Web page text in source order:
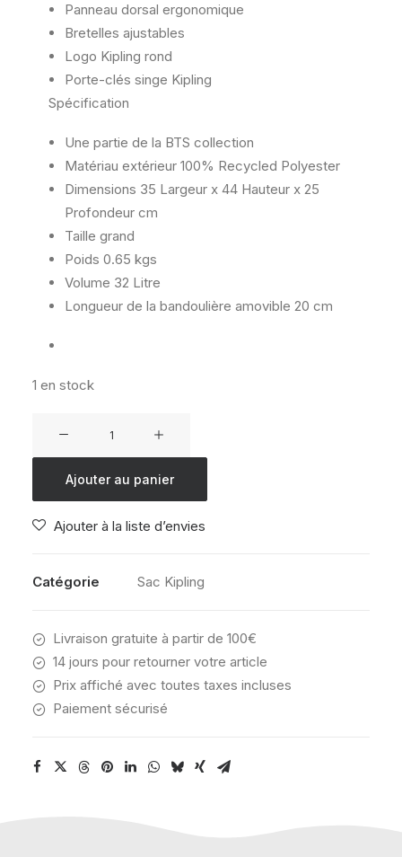
Panneau dorsal ergonomique
Bretelles ajustables
Logo Kipling rond
Porte-clés singe Kipling
Spécification
Une partie de la BTS collection
Matériau extérieur 100% Recycled Polyester
Dimensions 35 Largeur x 44 Hauteur x 25
Profondeur cm
Taille grand
Poids 0.65 kgs
Volume 32 Litre
Longueur de la bandoulière amovible 20 cm
1 en stock
SEOUL
TREE
Ajouter au panier
Ajouter à la liste d’envies
Catégorie Sac Kipling
Livraison gratuite à partir de 100€
14 jours pour retourner votre article
Prix affiché avec toutes taxes incluses
Paiement sécurisé